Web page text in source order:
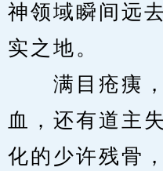
神领域瞬间远
实之地。
满目疮痍，
血，还有道主
化的少许残骨